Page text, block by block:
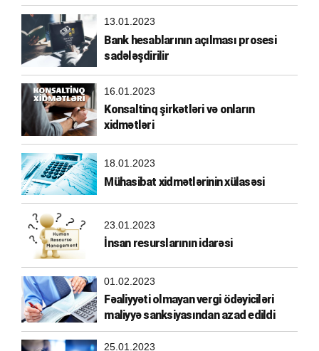
13.01.2023
Bank hesablarının açılması prosesi
sadələşdirilir
16.01.2023
Konsaltinq şirkətləri və onların
xidmətləri
18.01.2023
Mühasibat xidmətlərinin xülasəsi
23.01.2023
İnsan resurslarının idarəsi
01.02.2023
Fəaliyyəti olmayan vergi ödəyiciləri
maliyyə sanksiyasından azad edildi
25.01.2023